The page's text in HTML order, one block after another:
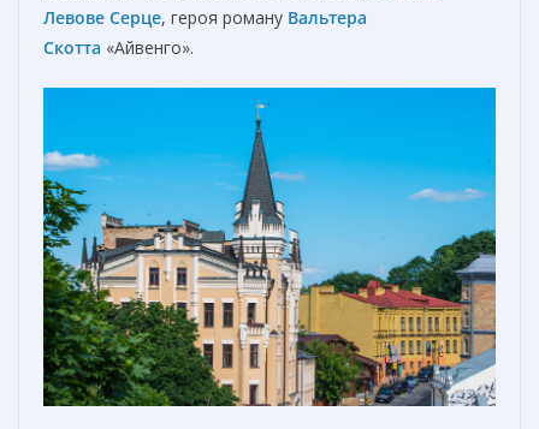
Левове Серце, героя роману Вальтера
Скотта «Айвенго».